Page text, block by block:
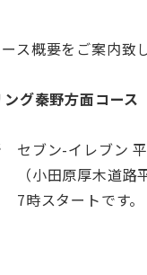
ス概要をご案内致し
グ秦野方面コース
セブン-イレブン
厚木道路平塚
タートです